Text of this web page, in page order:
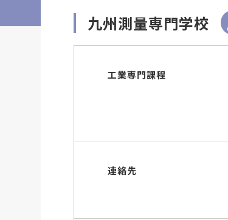
九州測量専門学校
工業専門課程
連絡先